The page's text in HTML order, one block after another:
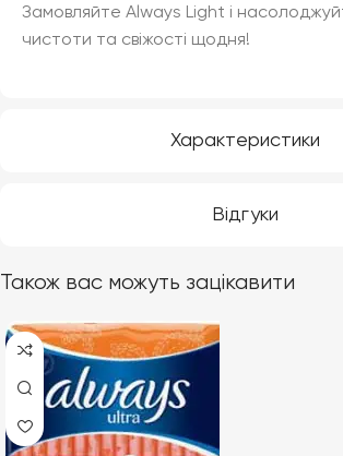
Характеристики
Відгуки
Замовляйте Always Light і
чистоти та свіжості щодня!
Також вас можуть зацікавити